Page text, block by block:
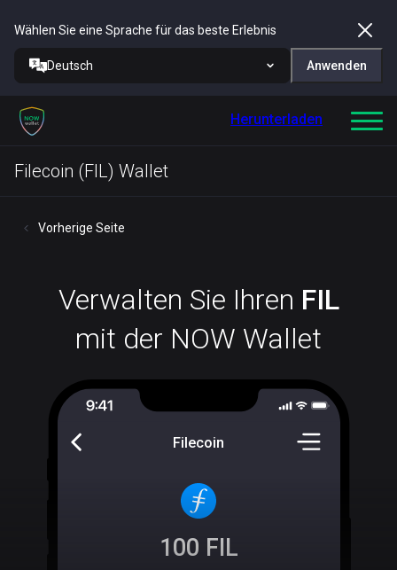
Wählen Sie eine Sprache für das beste Erlebnis
Deutsch Anwenden
Herunterladen
Filecoin (FIL) Wallet
Vorherige Seite
Verwalten Sie Ihren FIL
mit der NOW Wallet
Filecoin
100 FIL